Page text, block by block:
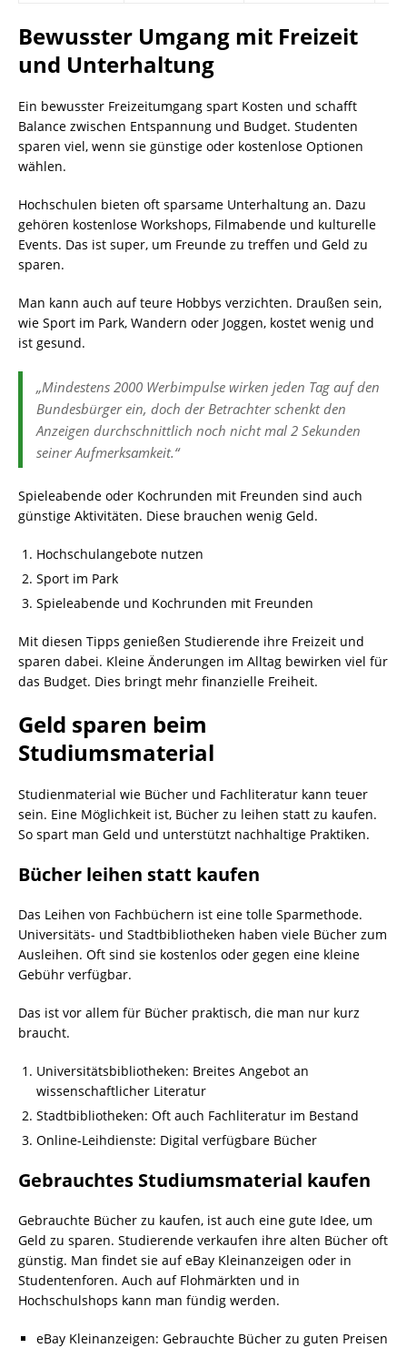
Bewusster Umgang mit Freizeit
und Unterhaltung
Ein bewusster Freizeitumgang spart Kosten und schafft
Balance zwischen Entspannung und Budget. Studenten
sparen viel, wenn sie günstige oder kostenlose Optionen
wählen.
Hochschulen bieten oft sparsame Unterhaltung an. Dazu
gehören kostenlose Workshops, Filmabende und kulturelle
Events. Das ist super, um Freunde zu treffen und Geld zu
sparen.
Man kann auch auf teure Hobbys verzichten. Draußen sein,
wie Sport im Park, Wandern oder Joggen, kostet wenig und
ist gesund.
„Mindestens 2000 Werbimpulse wirken jeden Tag auf den
Bundesbürger ein, doch der Betrachter schenkt den
Anzeigen durchschnittlich noch nicht mal 2 Sekunden
seiner Aufmerksamkeit.“
Spieleabende oder Kochrunden mit Freunden sind auch
günstige Aktivitäten. Diese brauchen wenig Geld.
Hochschulangebote nutzen
Sport im Park
Spieleabende und Kochrunden mit Freunden
Mit diesen Tipps genießen Studierende ihre Freizeit und
sparen dabei. Kleine Änderungen im Alltag bewirken viel für
das Budget. Dies bringt mehr finanzielle Freiheit.
Geld sparen beim
Studiumsmaterial
Studienmaterial wie Bücher und Fachliteratur kann teuer
sein. Eine Möglichkeit ist, Bücher zu leihen statt zu kaufen.
So spart man Geld und unterstützt nachhaltige Praktiken.
Bücher leihen statt kaufen
Das Leihen von Fachbüchern ist eine tolle Sparmethode.
Universitäts- und Stadtbibliotheken haben viele Bücher zum
Ausleihen. Oft sind sie kostenlos oder gegen eine kleine
Gebühr verfügbar.
Das ist vor allem für Bücher praktisch, die man nur kurz
braucht.
Universitätsbibliotheken: Breites Angebot an
wissenschaftlicher Literatur
Stadtbibliotheken: Oft auch Fachliteratur im Bestand
Online-Leihdienste: Digital verfügbare Bücher
Gebrauchtes Studiumsmaterial kaufen
Gebrauchte Bücher zu kaufen, ist auch eine gute Idee, um
Geld zu sparen. Studierende verkaufen ihre alten Bücher oft
günstig. Man findet sie auf eBay Kleinanzeigen oder in
Studentenforen. Auch auf Flohmärkten und in
Hochschulshops kann man fündig werden.
eBay Kleinanzeigen: Gebrauchte Bücher zu guten Preisen